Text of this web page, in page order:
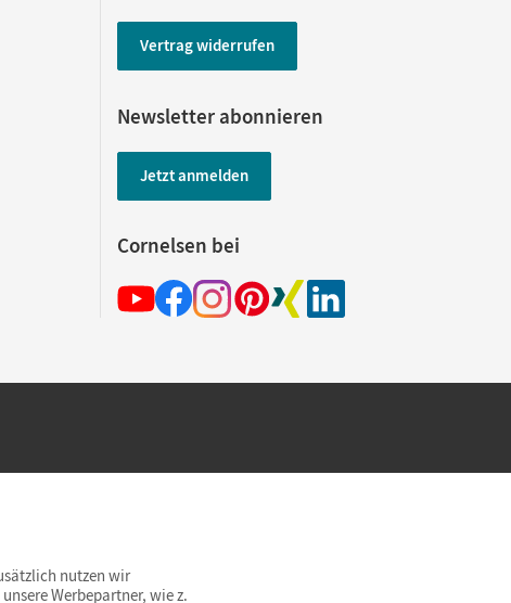
Vertrag widerrufen
Newsletter abonnieren
Jetzt anmelden
Cornelsen bei
innerhalb Deutschlands
nutzen wir
Werbepartner, wie z.